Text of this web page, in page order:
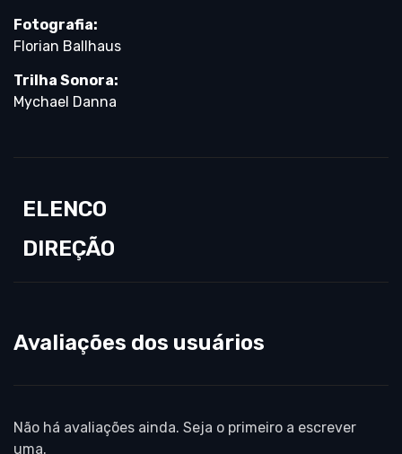
Fotografia:
Florian Ballhaus
Trilha Sonora:
Mychael Danna
ELENCO
DIREÇÃO
Avaliações dos usuários
Não há avaliações ainda. Seja o primeiro a escrever
uma.